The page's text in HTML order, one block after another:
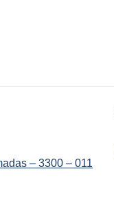
– 3300 – 011